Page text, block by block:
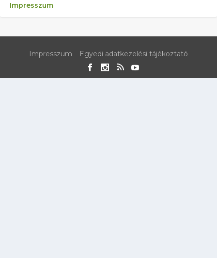
Impresszum
Impresszum Egyedi adatkezelési tájékoztató